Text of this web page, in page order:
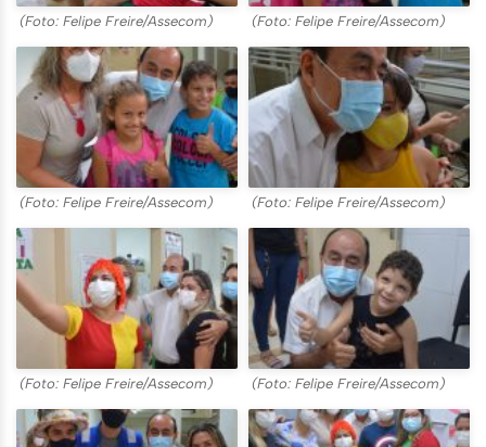
(Foto: Felipe Freire/Assecom) (Foto: Felipe Freire/Assecom)
(Foto: Felipe Freire/Assecom) (Foto: Felipe Freire/Assecom)
(Foto: Felipe Freire/Assecom) (Foto: Felipe Freire/Assecom)